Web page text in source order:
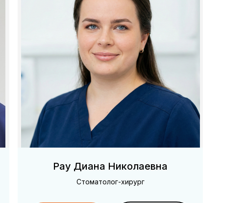
Рау Диана Николаевна
Стоматолог-хирург